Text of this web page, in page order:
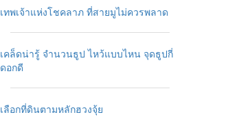
เทพเจ้าแห่งโชคลาภ ที่สายมูไม่ควรพลาด
เคล็ดน่ารู้ จำนวนธูป ไหว้แบบไหน จุดธูปกี่
ดอกดี
เลือกที่ดินตามหลักฮวงจุ้ย